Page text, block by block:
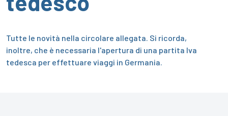
Tutte le novità nella circolare allegata. Si ricorda,
inoltre, che è necessaria l'apertura di una partita Iva
tedesca per effettuare viaggi in Germania.